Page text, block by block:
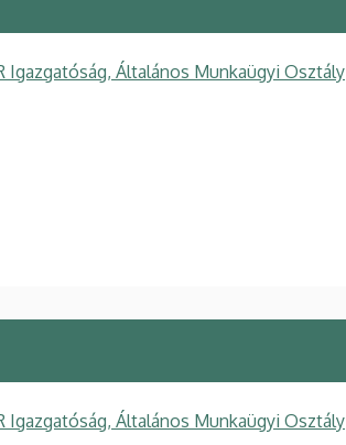
Igazgatóság, Általános Munkaügyi Osztály
Igazgatóság, Általános Munkaügyi Osztály